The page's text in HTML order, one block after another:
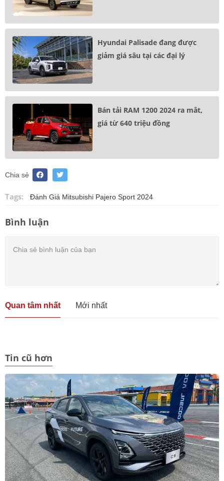
Hyundai Palisade đang được
giảm giá sâu tại các đại lý
Bán tải RAM 1200 2024 ra mắt,
giá từ 640 triệu đồng
Chia sẻ
Tags: Đánh Giá Mitsubishi Pajero Sport 2024
Bình luận
Quan tâm nhất Mới nhất
Tin cũ hơn